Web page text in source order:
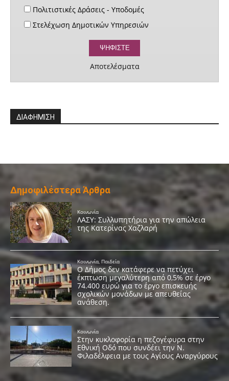
Πολιτιστικές Δράσεις - Υποδομές
Στελέχωση Δημοτικών Υπηρεσιών
Αποτελέσματα
ΔΙΑΦΗΜΙΣΗ
Δημοφιλέστερα Άρθρα